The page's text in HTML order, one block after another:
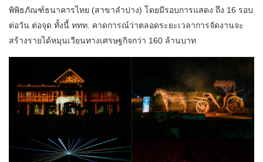
พิพิธภัณฑ์ธนาคารไทย (สาขาลำปาง) โดยมีรอบการแสดง ถึง 16 รอบ
ต่อวัน ต่อจุด ทั้งนี้ ททท. คาดการณ์ว่าตลอดระยะเวลาการจัดงานจะ
สร้างรายได้หมุนเวียนทางเศรษฐกิจกว่า 160 ล้านบาท